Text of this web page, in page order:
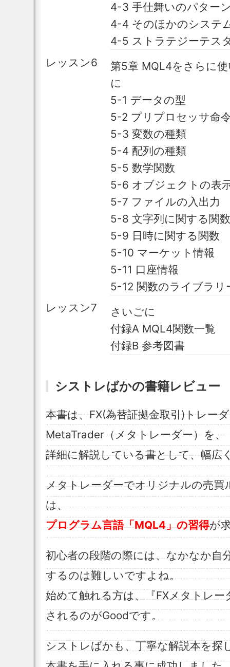
4-3 手仕舞いのパター
4-4 そのほかのシステ
4-5 ストラテジーテス
レッスン6
第5章 MQL4をさらに
に
5-1 データの型
5-2 プリプロセッサ命
5-3 変数の種類
5-4 配列の種類
5-5 数学関数
5-6 オブジェクトの表
5-7 ファイルの入出力
5-8 文字列に関する関数
5-9 日時に関する関数
5-10 マーケット情報
5-11 口座情報
5-12 関数のライブラリ
レッスン7
さいごに
付録A MQL4関数一覧
付録B 参考図書
シストレばかの書籍レビュー
本書は、FX(為替証拠金取引)トレー
MetaTrader（メタトレーダー）を、
詳細に解説している書として、幅広
メタトレーダーでオリジナルの売買
は、
プログラム言語「MQL4」の習得が
初心者の段階の際には、なかなか自
するのは難しいですよね。
始めて触れる方は、『FXメタトレ
されるのがGoodです。
シストレばかも、丁寧な解説本を探